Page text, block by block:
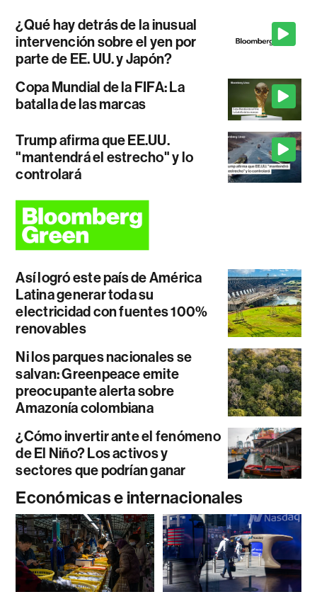
¿Qué hay detrás de la inusual
intervención sobre el yen por
parte de EE. UU. y Japón?
Copa Mundial de la FIFA: La
batalla de las marcas
Trump afirma que EE.UU.
"mantendrá el estrecho" y lo
controlará
Así logró este país de América
Latina generar toda su
electricidad con fuentes 100%
renovables
Ni los parques nacionales se
salvan: Greenpeace emite
preocupante alerta sobre
Amazonía colombiana
¿Cómo invertir ante el fenómeno
de El Niño? Los activos y
sectores que podrían ganar
Económicas e internacionales